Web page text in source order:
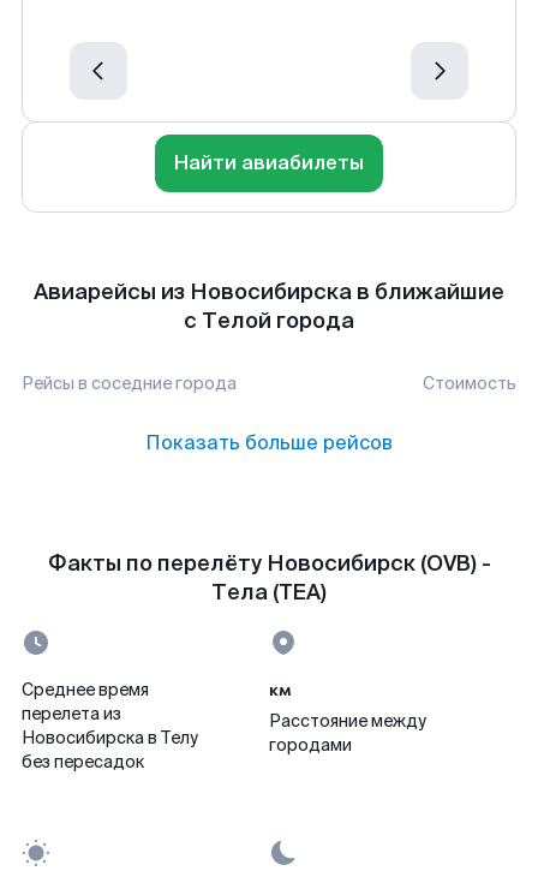
Найти авиабилеты
Авиарейсы из Новосибирска в ближайшие
с Телой города
Рейсы в соседние города Стоимость
Показать больше рейсов
Факты по перелёту Новосибирск (OVB) -
Тела (TEA)
Среднее время
перелета из
Новосибирска в Телу
без пересадок
км
Расстояние между
городами